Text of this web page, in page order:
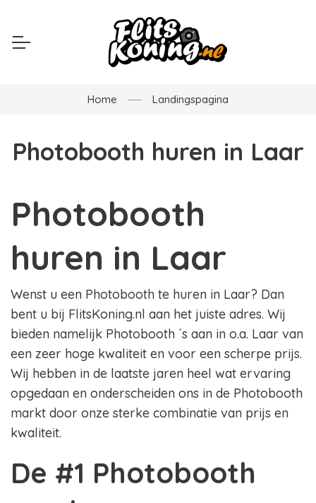
Home Landingspagina
Photobooth huren in Laar
Photobooth
huren in Laar
Wenst u een Photobooth te huren in Laar? Dan
bent u bij FlitsKoning.nl aan het juiste adres. Wij
bieden namelijk Photobooth ´s aan in o.a. Laar van
een zeer hoge kwaliteit en voor een scherpe prijs.
Wij hebben in de laatste jaren heel wat ervaring
opgedaan en onderscheiden ons in de Photobooth
markt door onze sterke combinatie van prijs en
kwaliteit.
De #1 Photobooth